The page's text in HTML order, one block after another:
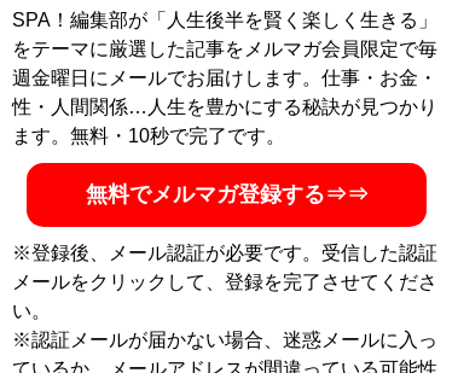
楽しくなる タンザニアのすごい思考法』がある。X（旧
Twitter）：
@tmk_255
記事一覧へ
SPA！編集部が「人生後半を賢く楽しく生きる」
をテーマに厳選した記事をメルマガ会員限定で毎
週金曜日にメールでお届けします。仕事・お金・
性・人間関係…人生を豊かにする秘訣が見つかり
ます。無料・10秒で完了です。
無料でメルマガ登録する⇒⇒
※登録後、メール認証が必要です。受信した認証
メールをクリックして、登録を完了させてくださ
い。
※認証メールが届かない場合、迷惑メールに入っ
ているか、メールアドレスが間違っている可能性